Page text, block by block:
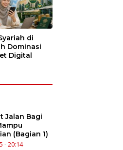
di
Dominasi
Digital
Jalan Bagi
(Bagian 1)
- 20:14